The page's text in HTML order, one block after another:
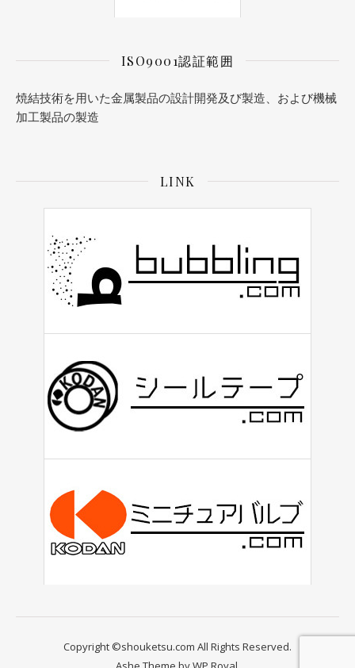
ISO9001認証範囲
焼結技術を用いた金属製品の設計開発及び製造、および機械
加工製品の製造
LINK
Copyright ©shouketsu.com All Rights Reserved.